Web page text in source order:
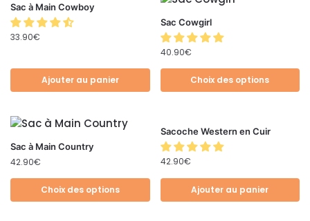
Sac à Main Cowboy
33.90€
Ajouter au panier
Sac Cowgirl
40.90€
Choix des options
Sac à Main Country
42.90€
Choix des options
Sacoche Western en Cuir
42.90€
Ajouter au panier